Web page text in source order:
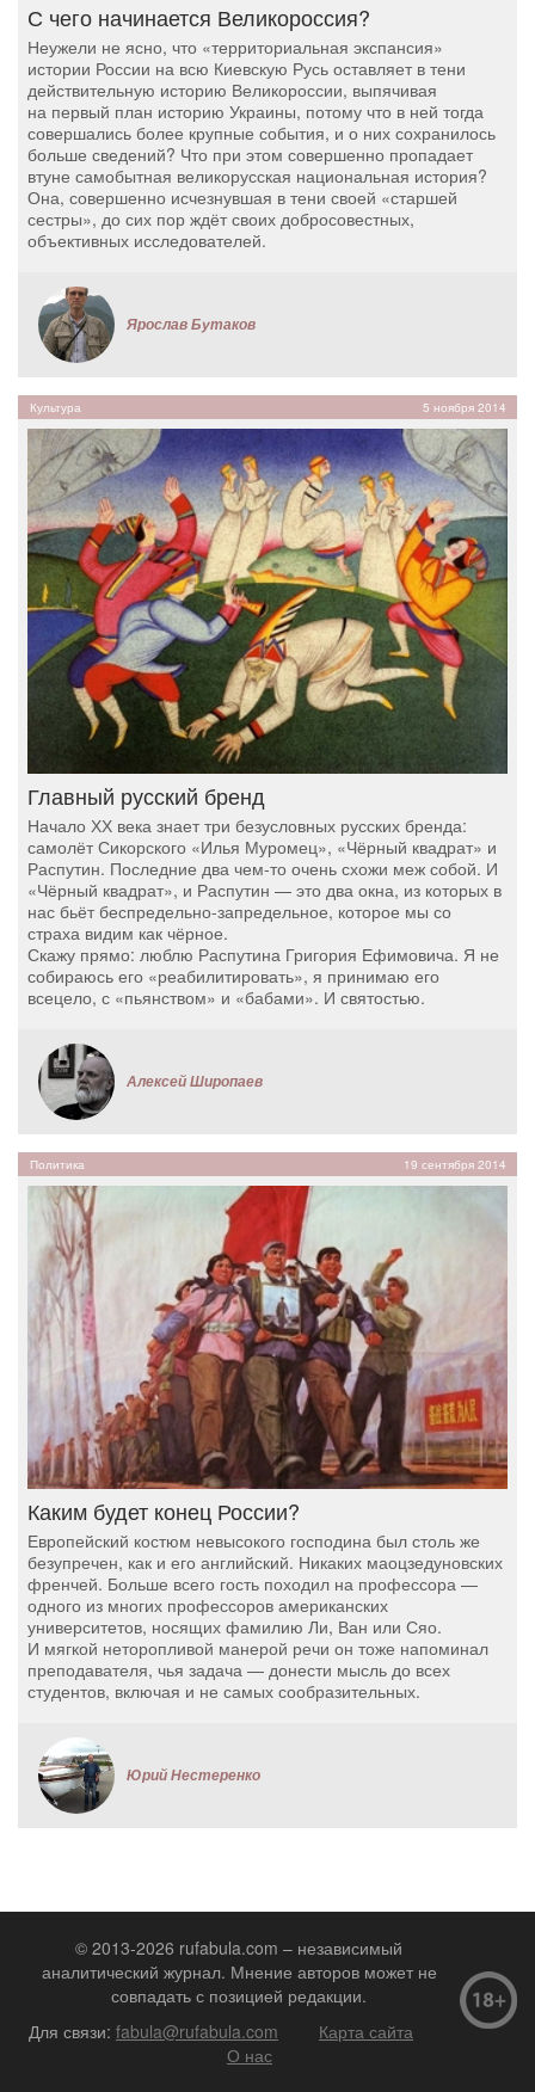
С чего начинается Великороссия?
Неужели не ясно, что «территориальная экспансия»
истории России на всю Киевскую Русь оставляет в тени
действительную историю Великороссии, выпячивая
на первый план историю Украины, потому что в ней тогда
совершались более крупные события, и о них сохранилось
больше сведений? Что при этом совершенно пропадает
втуне самобытная великорусская национальная история?
Она, совершенно исчезнувшая в тени своей «старшей
сестры», до сих пор ждёт своих добросовестных,
объективных исследователей.
Ярослав Бутаков
Культура 5 ноября 2014
Главный русский бренд
Начало ХХ века знает три безусловных русских бренда:
самолёт Сикорского «Илья Муромец», «Чёрный квадрат» и
Распутин. Последние два чем-то очень схожи меж собой. И
«Чёрный квадрат», и Распутин — это два окна, из которых в
нас бьёт беспредельно-запредельное, которое мы со
страха видим как чёрное.
Скажу прямо: люблю Распутина Григория Ефимовича. Я не
собираюсь его «реабилитировать», я принимаю его
всецело, с «пьянством» и «бабами». И святостью.
Алексей Широпаев
Политика 19 сентября 2014
Каким будет конец России?
Европейский костюм невысокого господина был столь же
безупречен, как и его английский. Никаких маоцзедуновских
френчей. Больше всего гость походил на профессора —
одного из многих профессоров американских
университетов, носящих фамилию Ли, Ван или Сяо.
И мягкой неторопливой манерой речи он тоже напоминал
преподавателя, чья задача — донести мысль до всех
студентов, включая и не самых сообразительных.
Юрий Нестеренко
© 2013-2026 rufabula.com – независимый
аналитический журнал. Мнение авторов может не
совпадать с позицией редакции.
Для связи: fabula@rufabula.com
Карта сайта
О нас